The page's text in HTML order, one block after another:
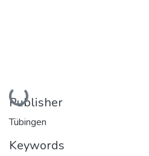
Loading...
Publisher
Tübingen
Keywords